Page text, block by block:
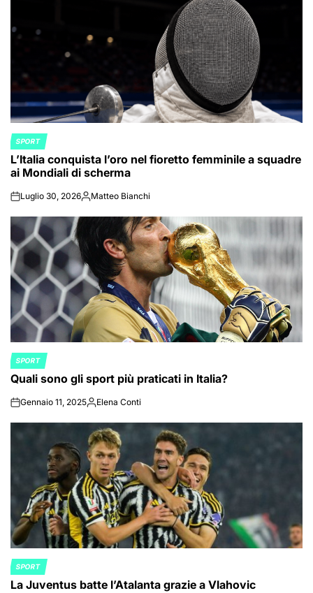
POSTED
IN
SPORT
L’Italia conquista l’oro nel fioretto femminile a squadre
ai Mondiali di scherma
onLuglio 30, 2026Posted
Matteo Bianchi
POSTED
IN
SPORT
Quali sono gli sport più praticati in Italia?
onGennaio 11, 2025Posted
Elena Conti
POSTED
IN
SPORT
La Juventus batte l’Atalanta grazie a Vlahovic